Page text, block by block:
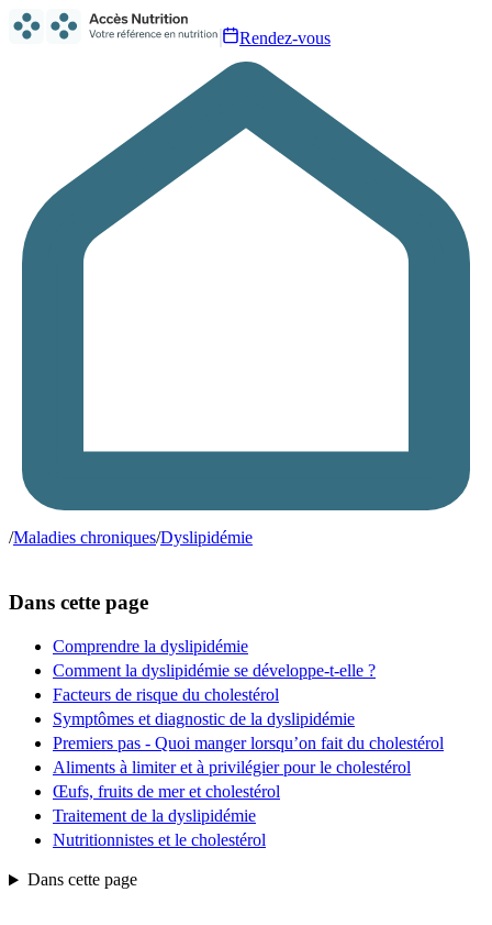
Rendez-vous
/Maladies chroniques/Dyslipidémie
Dans cette page
Comprendre la dyslipidémie
Comment la dyslipidémie se développe-t-elle ?
Facteurs de risque du cholestérol
Symptômes et diagnostic de la dyslipidémie
Premiers pas - Quoi manger lorsqu’on fait du cholestérol
Aliments à limiter et à privilégier pour le cholestérol
Œufs, fruits de mer et cholestérol
Traitement de la dyslipidémie
Nutritionnistes et le cholestérol
Dans cette page